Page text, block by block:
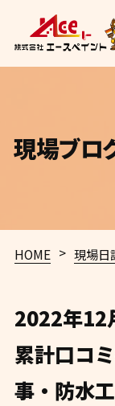
現場ブロ
HOME > 現場日
2022年
累計口コ
事・防水